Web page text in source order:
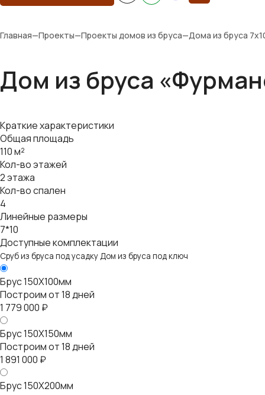
Главная—Проекты—Проекты домов из бруса—Дома из бруса
Дом из бруса
Краткие характеристики
Общая площадь
110 м²
Кол-во этажей
2 этажа
Кол-во спален
4
Линейные размеры
7*10
Доступные комплектации
Сруб из бруса под усадкуДом из бруса под ключ
Брус 150Х100мм
Построим от 18 дней
1 779 000 ₽
Брус 150Х150мм
Построим от 18 дней
1 891 000 ₽
Брус 150Х200мм